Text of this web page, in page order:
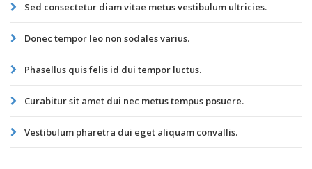
Sed consectetur diam vitae metus vestibulum ultricies.
Donec tempor leo non sodales varius.
Phasellus quis felis id dui tempor luctus.
Curabitur sit amet dui nec metus tempus posuere.
Vestibulum pharetra dui eget aliquam convallis.